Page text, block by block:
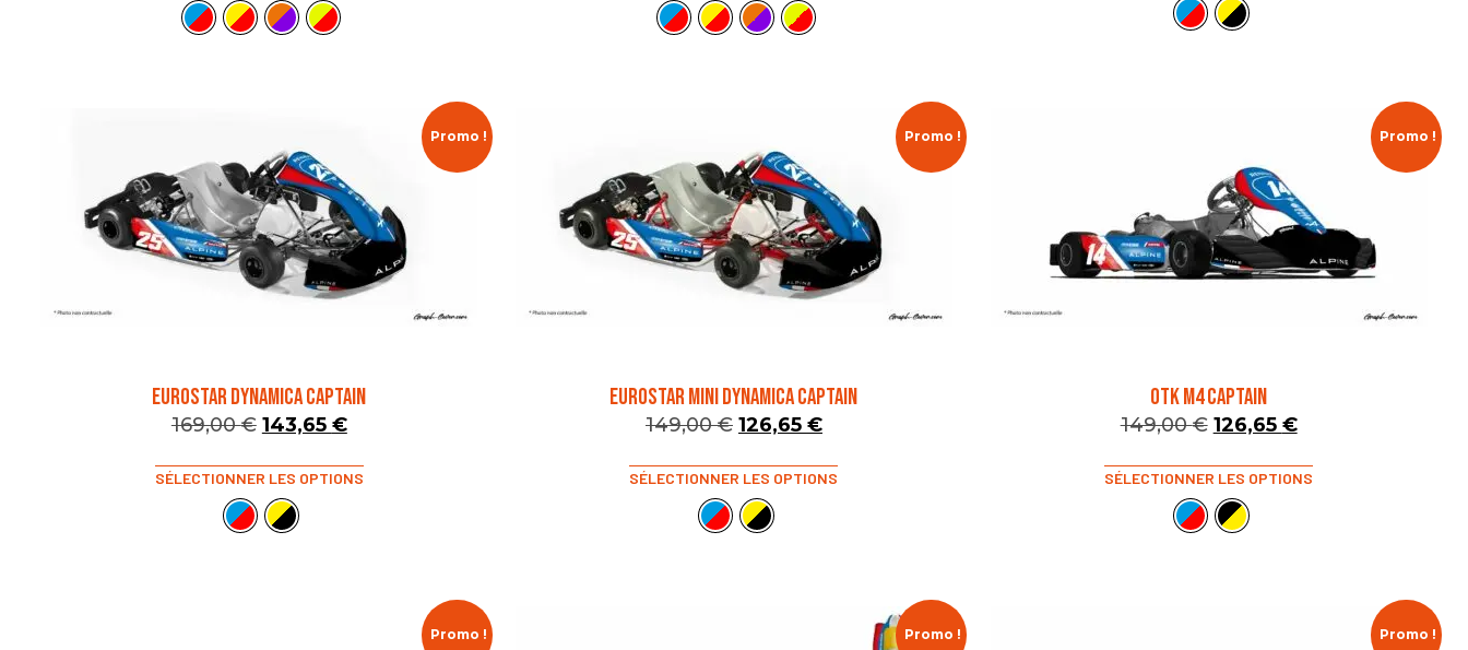
Promo !
EUROSTAR DYNAMICA CAPTAIN
169,00€ 143,65 €
SÉLECTIONNER LES OPTIONS
Promo !
EUROSTAR MINI DYNAMICA CAPTAIN
149,00€ 126,65 €
SÉLECTIONNER LES OPTIONS
Promo !
OTK M4 CAPTAIN
149,00€ 126,65 €
SÉLECTIONNER LES OPTIONS
Promo ! Promo ! Promo !